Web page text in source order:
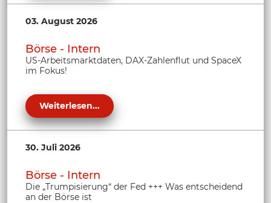
03. August 2026
Börse - Intern
US-Arbeitsmarktdaten, DAX-Zahlenflut und SpaceX
im Fokus!
Weiterlesen...
30. Juli 2026
Börse - Intern
Die „Trumpisierung“ der Fed +++ Was entscheidend
an der Börse ist